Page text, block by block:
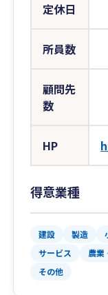
定休日
所員数
顧問先
数
HP
得意業種
建設 製造
サービス
農業
その他